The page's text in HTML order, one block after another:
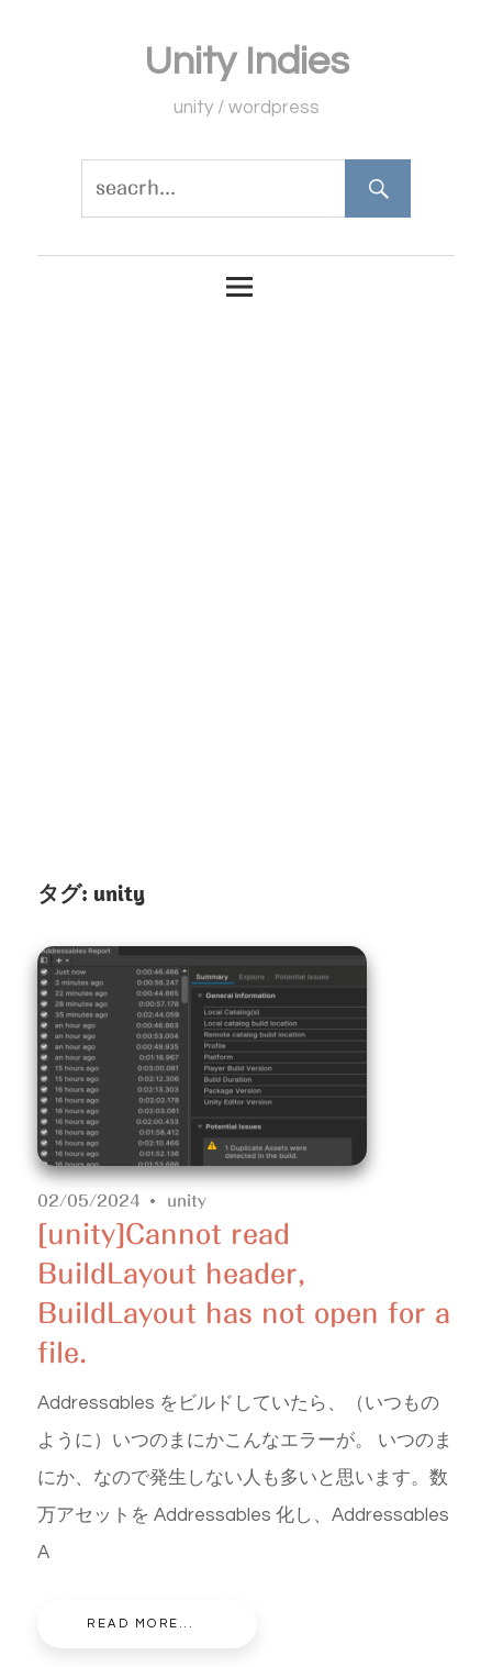
Unity Indies
unity / wordpress
タグ: unity
02/05/2024 unity
[unity]Cannot read
BuildLayout header,
BuildLayout has not open for a
file.
Addressables をビルドしていたら、（いつもの
ように）いつのまにかこんなエラーが。 いつのま
にか、なので発生しない人も多いと思います。数
万アセットを Addressables 化し、Addressables
A
READ MORE...